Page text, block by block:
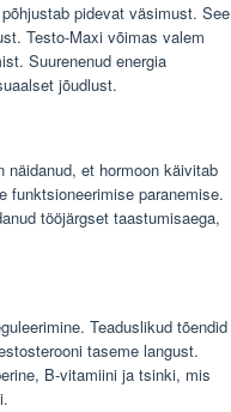
pidevat väsimust. See
Testo-Maxi võimas valem
Suurenenud energia
jõudlust.
et hormoon käivitab
funktsioneerimise paranemise.
tööjärgset taastumisaega,
Teaduslikud tõendid
taseme langust.
B-vitamiini ja tsinki, mis